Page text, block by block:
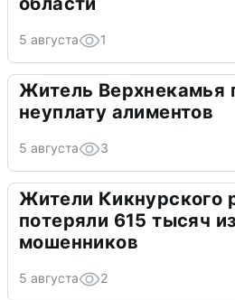
5 августа 1
Житель Верхнекамья
неуплату алиментов
5 августа 3
Жители Кикнурского
потеряли 615 тысяч
мошенников
5 августа 2